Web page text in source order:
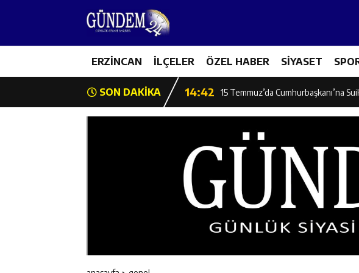
ERZİNCAN İLÇELER ÖZEL HABER SİYASET
SON DAKİKA
14:43 ETSO Başkan Adayı Süleyman Tan
14:42 15 Temmuz’da Cumhurbaşkanı’na
11:52 Burhan İşliyen, Erzincan’da “Salı
11:52 Erzincan Badmintonda Finale Yükseldi